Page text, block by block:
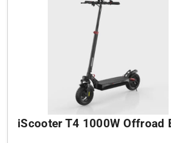
iScooter T4 1000W Offroad